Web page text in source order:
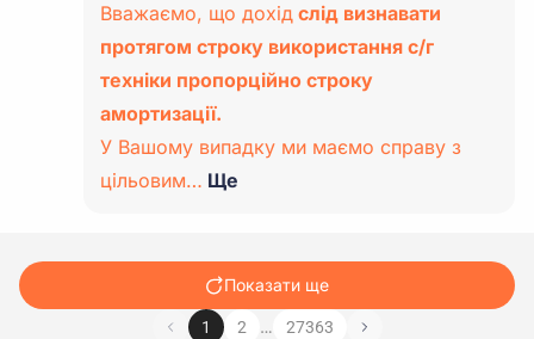
Вважаємо, що дохід слід визнавати
протягом строку використання с/г
техніки пропорційно строку
амортизації.
У Вашому випадку ми маємо справу з
цільовим… Ще
Показати ще
1 2 … 27363